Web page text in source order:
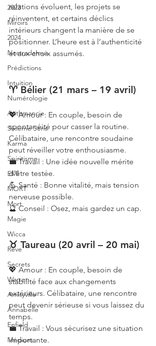
2023
Miroirs
2024
Nostradamus
Prédictions
Intuition
Numérologie
Arithmancie
Sixième Sens
Karma
Spiritisme
EMI
MORT
Mort
Magie
Wicca
Rêve
Secrets
Warren
Amityville
Annabelle
Enfield
Médium
relations évoluent, les projets se
réinventent, et certains déclics
intérieurs changent la manière de se
positionner. L’heure est à l’authenticité
et aux choix assumés.
♈ Bélier (21 mars – 19 avril)
💖 Amour : En couple, besoin de
spontanéité pour casser la routine.
Célibataire, une rencontre soudaine
peut réveiller votre enthousiasme.
💼 Travail : Une idée nouvelle mérite
d’être testée.
💪 Santé : Bonne vitalité, mais tension
nerveuse possible.
🔮 Conseil : Osez, mais gardez un cap.
♉ Taureau (20 avril – 20 mai)
💖 Amour : En couple, besoin de
stabilité face aux changements
extérieurs. Célibataire, une rencontre
peut devenir sérieuse si vous laissez du
temps.
💼 Travail : Vous sécurisez une situation
importante.